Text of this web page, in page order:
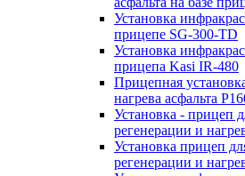
Установка
прицепе SG-300-TD
Установка
прицепа Kasi IR-480
Прицепная
нагрева асфальта
Установка - прицеп
регенерации и
Установка прицеп
регенерации и